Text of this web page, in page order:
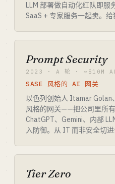
LLM 部署做自动化红队即服
SaaS + 专家服务一起卖。给
Prompt Security
2023 · A 轮 · ~$10M
SASE 风格的 AI 网关
以色列创始人 Itamar Golan
风格的网关——把公司里所
ChatGPT、Gemini、内部
入防御。从 IT 而非安全切进
Tier Zero